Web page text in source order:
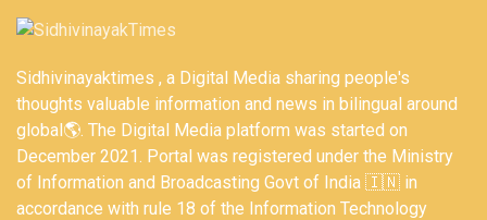
Sidhivinayaktimes , a Digital Media sharing people's
thoughts valuable information and news in bilingual around
global🌎. The Digital Media platform was started on
December 2021. Portal was registered under the Ministry
of Information and Broadcasting Govt of India 🇮🇳 in
accordance with rule 18 of the Information Technology